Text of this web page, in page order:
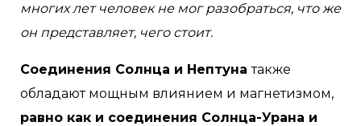
многих лет человек не мог разобраться, что же
он представляет, чего стоит.
Соединения Солнца и Нептунатакже
обладают мощным влиянием и магнетизмом,
равно как и соединения Солнца-Урана и